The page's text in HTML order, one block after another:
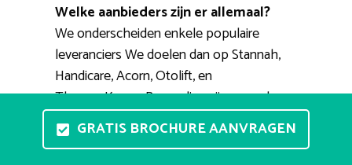
Welke aanbieders zijn er allemaal?
We onderscheiden enkele populaire
leveranciers We doelen dan op Stannah,
Handicare, Acorn, Otolift, en
ThyssenKrupp. Bovendien zijn er merken
die iets minder bekend zijn zoals Triwa,
Platinum, Heymer, Minivator, Strobbe.
GRATIS BROCHURE AANVRAGEN